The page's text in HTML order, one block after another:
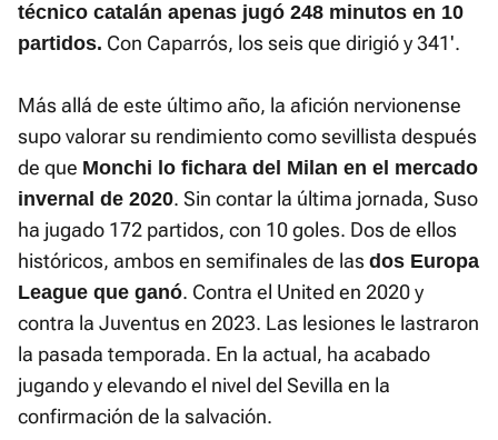
técnico catalán apenas jugó 248 minutos en 10
partidos. Con Caparrós, los seis que dirigió y 341'.
Más allá de este último año, la afición nervionense
supo valorar su rendimiento como sevillista después
de que Monchi lo fichara del Milan en el mercado
invernal de 2020. Sin contar la última jornada, Suso
ha jugado 172 partidos, con 10 goles. Dos de ellos
históricos, ambos en semifinales de las dos Europa
League que ganó. Contra el United en 2020 y
contra la Juventus en 2023. Las lesiones le lastraron
la pasada temporada. En la actual, ha acabado
jugando y elevando el nivel del Sevilla en la
confirmación de la salvación.